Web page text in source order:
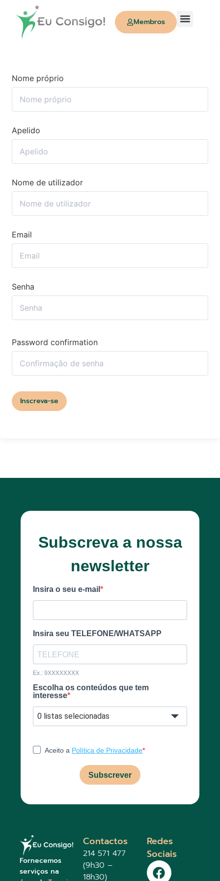
Membros
Nome próprio
Apelido
Nome de utilizador
Email
Senha
Password confirmation
Inscreva-se
Subscreva a nossa
newsletter
Insira o seu e-mail
Insira seu TELEFONE/WHATSAPP
Ex.: 9XXXXXXXX
Escolha os conteúdos que tem
interesse
0 listas selecionadas
Aceito a Política de Privacidade
Subscrever
Fornecemos
serviços na
Contactos
214 571 477
(9h30 –
18h30)
Redes
Sociais